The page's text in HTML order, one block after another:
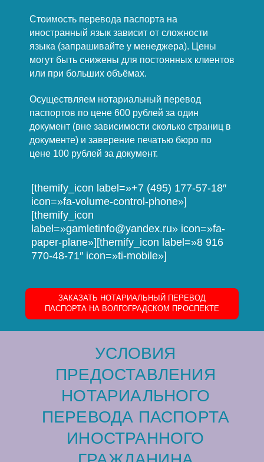
Стоимость перевода паспорта на
иностранный язык зависит от сложности
языка (запрашивайте у менеджера). Цены
могут быть снижены для постоянных клиентов
или при больших объёмах.
Осуществляем нотариальный перевод
паспортов по цене 600 рублей за один
документ (вне зависимости сколько страниц в
документе) и заверение печатью бюро по
цене 100 рублей за документ.
[themify_icon label=»+7 (495) 177-57-18″
icon=»fa-volume-control-phone»]
[themify_icon
label=»gamletinfo@yandex.ru» icon=»fa-
paper-plane»][themify_icon label=»8 916
770-48-71″ icon=»ti-mobile»]
ЗАКАЗАТЬ НОТАРИАЛЬНЫЙ ПЕРЕВОД
ПАСПОРТА НА ВОЛГОГРАДСКОМ ПРОСПЕКТЕ
УСЛОВИЯ
ПРЕДОСТАВЛЕНИЯ
НОТАРИАЛЬНОГО
ПЕРЕВОДА ПАСПОРТА
ИНОСТРАННОГО